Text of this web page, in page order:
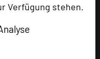
Verfügung stehen.